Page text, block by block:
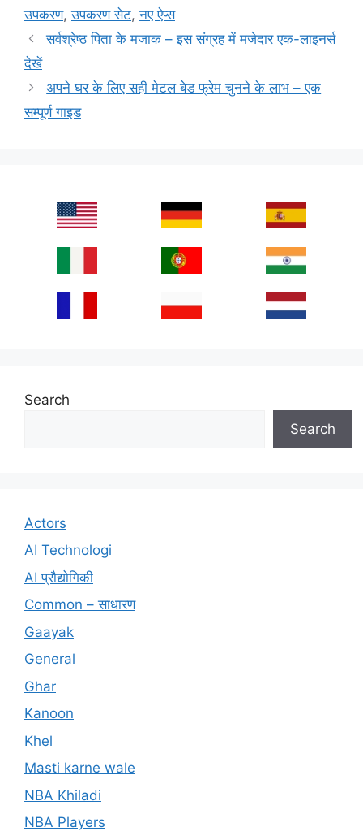
उपकरण,उपकरण सेट,नए ऐप्स
सर्वश्रेष्ठ पिता के मजाक – इस संग्रह में मजेदार एक-लाइनर्स
देखें
अपने घर के लिए सही मेटल बेड फ्रेम चुनने के लाभ – एक
सम्पूर्ण गाइड
Search
Search
Actors
AI Technologi
AI प्रौद्योगिकी
Common – साधारण
Gaayak
General
Ghar
Kanoon
Khel
Masti karne wale
NBA Khiladi
NBA Players